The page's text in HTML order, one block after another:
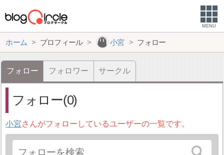
MENU
ホーム プロフィール 小宮 フォロー
フォロー フォロワー サークル
フォロー(0)
小宮さんがフォローしているユーザーの一覧です。